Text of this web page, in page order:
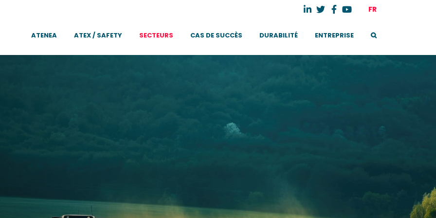
FR
ATENEA ATEX / SAFETY SECTEURS CAS DE SUCCÈS DURABILITÉ ENTREPRISE